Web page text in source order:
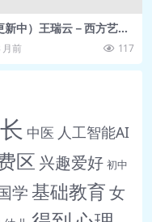
新中）王瑞云－西方艺术
年
月前 117
中医 人工智能AI
区 兴趣爱好 初中
学 基础教育女